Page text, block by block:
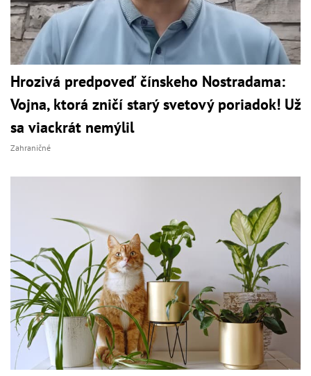
Hrozivá predpoveď čínskeho Nostradama:
Vojna, ktorá zničí starý svetový poriadok! Už
sa viackrát nemýlil
Zahraničné